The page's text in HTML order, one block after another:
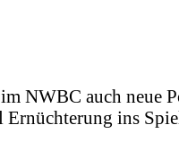
NWBC auch neue
ins